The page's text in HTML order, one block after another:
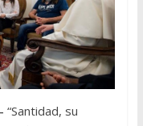
“Santidad, su